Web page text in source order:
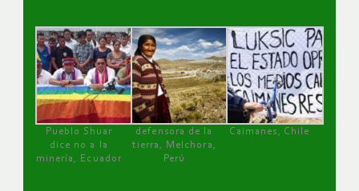
Pueblo Shuar
dice no a la
minería, Ecuador
defensora de la
tierra, Melchora,
Perú
Caimanes, Chile